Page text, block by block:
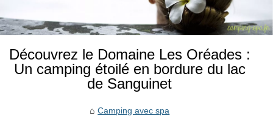
Découvrez le Domaine Les Oréades :
Un camping étoilé en bordure du lac
de Sanguinet
Camping avec spa